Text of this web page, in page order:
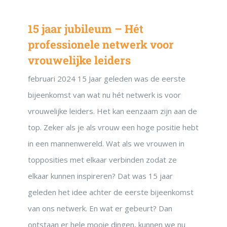
15 jaar jubileum – Hét
professionele netwerk voor
vrouwelijke leiders
februari 2024 15 Jaar geleden was de eerste
bijeenkomst van wat nu hét netwerk is voor
vrouwelijke leiders. Het kan eenzaam zijn aan de
top. Zeker als je als vrouw een hoge positie hebt
in een mannenwereld. Wat als we vrouwen in
topposities met elkaar verbinden zodat ze
elkaar kunnen inspireren? Dat was 15 jaar
geleden het idee achter de eerste bijeenkomst
van ons netwerk. En wat er gebeurt? Dan
ontstaan er hele mooie dingen, kunnen we nu